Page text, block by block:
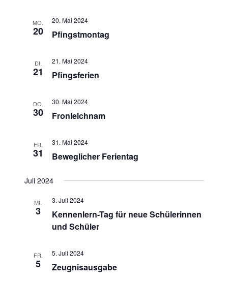
MO.
20 Pfingstmontag
20. Mai 2024
DI.
21 Pfingsferien
21. Mai 2024
DO.
30 Fronleichnam
30. Mai 2024
FR.
31 Beweglicher Ferientag
31. Mai 2024
Juli 2024
MI.
3
Kennenlern-Tag für neue Schülerinnen
und Schüler
3. Juli 2024
FR.
5 Zeugnisausgabe
5. Juli 2024